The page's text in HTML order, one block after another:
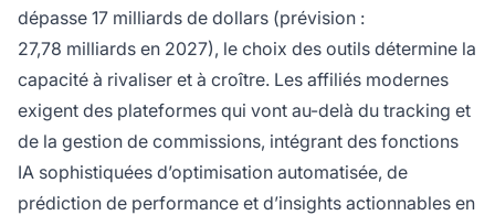
dépasse 17 milliards de dollars (prévision :
27,78 milliards en 2027), le choix des outils détermine la
capacité à rivaliser et à croître. Les affiliés modernes
exigent des plateformes qui vont au-delà du tracking et
de la gestion de commissions, intégrant des fonctions
IA sophistiquées d’optimisation automatisée, de
prédiction de performance et d’insights actionnables en